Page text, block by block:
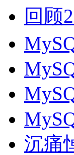
回顾
沉痛